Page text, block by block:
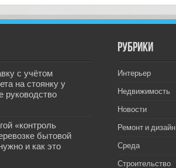
с учётом
на стоянку у
руководство
«контроль
бытовой
и как это
РУбрики
Интерьер
Недвижимость
Новости
Ремонт и дизайн
Среда
Строительство